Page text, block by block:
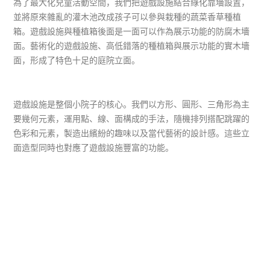
為了最大化兒童活動空間，我們把遊戲設施結合綠化靠墻設置，
並將原來雜亂的灌木池改成孩子可以參與栽種的蔬菜香草種植
箱。遊戲設施與種植箱後面是一面可以作為展示功能的防腐木墻
面。藝術化的遊戲設施、高低錯落的種植箱與展示功能的實木墻
面，形成了特色十足的庭院立面。
遊戲設施是整個小院子的核心。我們以方形、圓形、三角形為主
要幾何元素，運用點、線、面構成的手法，隨機排列搭配跳躍的
色彩和元素，製造出繽紛的趣味以及當代藝術的設計感。這些立
面造型同時也對應了遊戲設施豐富的功能。